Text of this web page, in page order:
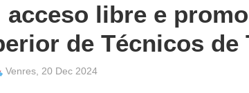
libre e
de Técnicos de
Venres, 20 Dec 2024